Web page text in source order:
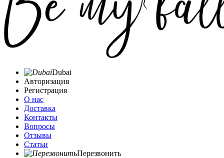
Dubai
Авторизация
Регистрация
О нас
Доставка
Контакты
Вопросы
Отзывы
Статьи
Перезвонить